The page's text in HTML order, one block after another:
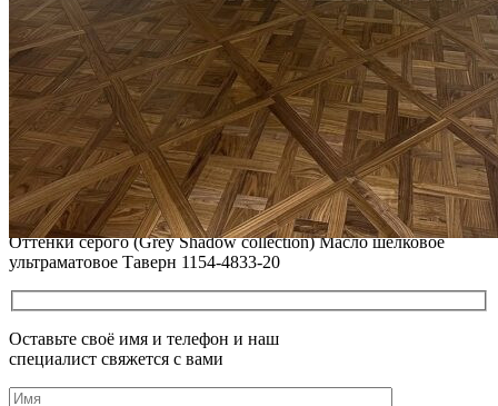
НЕБОЛЬШИХ ПОТЕРТОСТЕЙ
Читать полностью
12.01.2026
РЕСТАВРАЦИЯ НЕБОЛЬШИХ ВМЯТИН НА ПАРКЕТЕ.
ПОЛЫ, ПОКРЫТЫЕ МАСЛОМ И ТВЕРДЫМ ВОСКОМ
Читать полностью
12.01.2026
Все новости о Coswick
Инженерная доска COSWICK Дуб Серое дерево (Grey Wood)
Оттенки серого (Grеy Shadow collection) Масло шелковое
ультраматовое Таверн 1154-4833-20
Оставьте своё имя и телефон и наш
специалист свяжется с вами